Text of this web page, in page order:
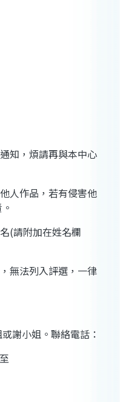
知，煩請再與本中心
人作品，若有侵害他
(請附加在姓名欄
無法列入評選，一律
或謝小姐。聯絡電話：
至